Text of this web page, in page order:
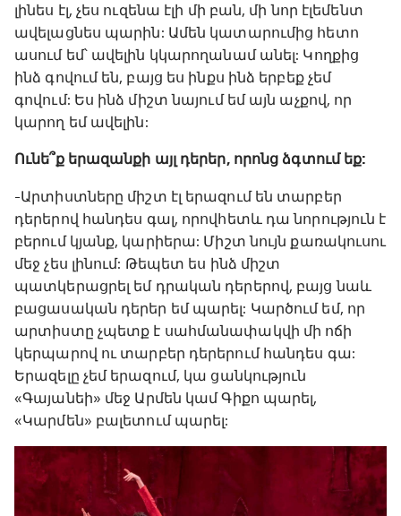
լինես էլ, չես ուզենա էլի մի բան, մի նոր էլեմենտ
ավելացնես պարին: Ամեն կատարումից հետո
ասում եմ՝ ավելին կկարողանամ անել: Կողքից
ինձ գովում են, բայց ես ինքս ինձ երբեք չեմ
գովում: Ես ինձ միշտ նայում եմ այն աչքով, որ
կարող եմ ավելին:
Ունե՞ք երազանքի այլ դերեր, որոնց ձգտում եք:
-Արտիստները միշտ էլ երազում են տարբեր
դերերով հանդես գալ, որովհետև դա նորություն է
բերում կյանք, կարիերա: Միշտ նույն քառակուսու
մեջ չես լինում: Թեպետ ես ինձ միշտ
պատկերացրել եմ դրական դերերով, բայց նաև
բացասական դերեր եմ պարել: Կարծում եմ, որ
արտիստը չպետք է սահմանափակվի մի ոճի
կերպարով ու տարբեր դերերում հանդես գա:
Երազելը չեմ երազում, կա ցանկություն
«Գայանեի» մեջ Արմեն կամ Գիքո պարել,
«Կարմեն» բալետում պարել: